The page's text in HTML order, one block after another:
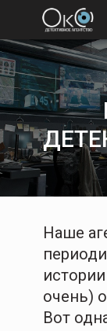
Наше
очень)
Вот